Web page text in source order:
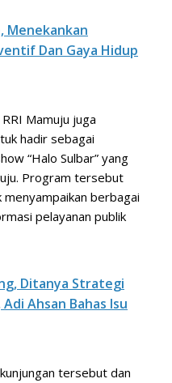
Menekankan
Dan Gaya Hidup
Mamuju juga
hadir sebagai
“Halo Sulbar” yang
Program tersebut
berbagai
pelayanan publik
Ditanya Strategi
Ahsan Bahas Isu
tersebut dan